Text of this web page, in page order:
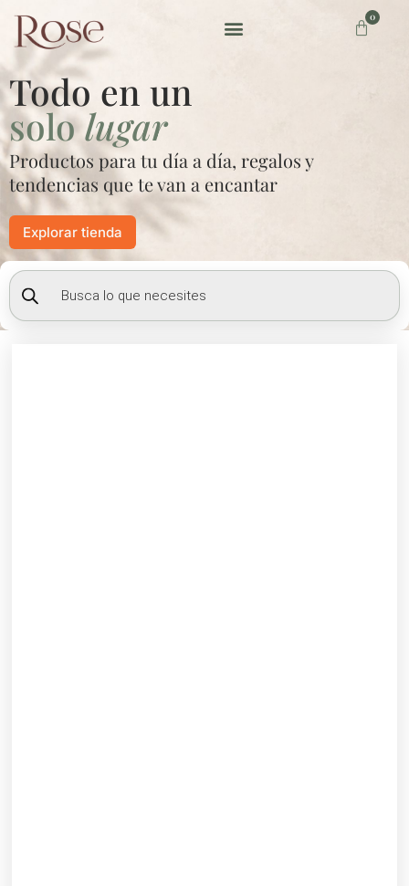
contenido
0
Carrito
Todo en un
sololugar
Productos para tu día a día, regalos y
tendencias que te van a encantar
Explorar tienda
Búsqueda
de
productos